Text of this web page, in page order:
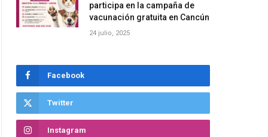
participa en la campaña de
vacunación gratuita en Cancún
24 julio, 2025
Facebook
Twitter
Instagram